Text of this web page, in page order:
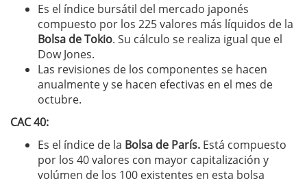
Es el índice bursátil del mercado japonés
compuesto por los 225 valores más líquidos de la
Bolsa de Tokio. Su cálculo se realiza igual que el
Dow Jones.
Las revisiones de los componentes se hacen
anualmente y se hacen efectivas en el mes de
octubre.
CAC 40:
Es el índice de la Bolsa de París. Está compuesto
por los 40 valores con mayor capitalización y
volúmen de los 100 existentes en esta bolsa